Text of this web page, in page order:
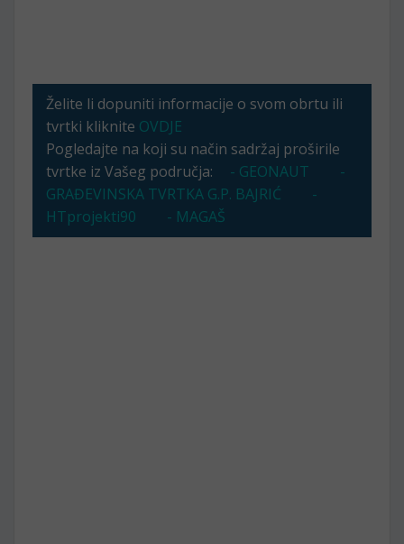
Želite li dopuniti informacije o svom obrtu ili
tvrtki kliknite OVDJE
Pogledajte na koji su način sadržaj proširile
tvrtke iz Vašeg područja:
- GEONAUT
-
GRAĐEVINSKA TVRTKA G.P. BAJRIĆ
-
HTprojekti90
- MAGAŠ